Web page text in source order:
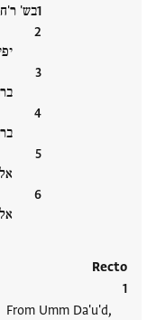
בש'
Recto
Umm Da'u'd,